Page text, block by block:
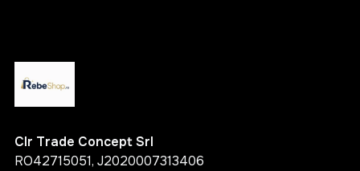
Clr Trade Concept Srl
RO42715051, J2020007313406